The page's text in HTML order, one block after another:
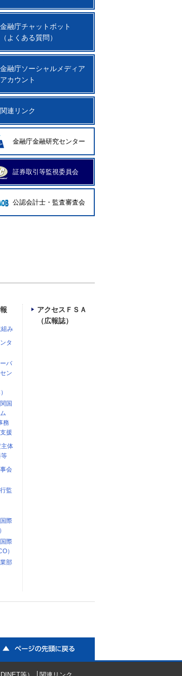
金融庁チャットボット
（よくある質問）
金融庁ソーシャルメディア
アカウント
関連リンク
金融庁金融研究センター
証券取引等監視委員会
公認会計士・監査審査会
組み
タ
バ
ン
国
務
援
主体
会
監
際
際
）
部
アクセスＦＳＡ
（広報誌）